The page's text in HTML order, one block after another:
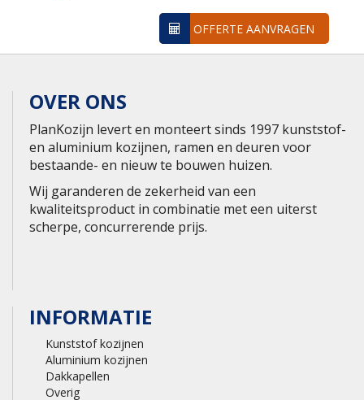
OFFERTE AANVRAGEN
OVER ONS
PlanKozijn levert en monteert sinds 1997 kunststof-
en aluminium kozijnen, ramen en deuren voor
bestaande- en nieuw te bouwen huizen.
Wij garanderen de zekerheid van een
kwaliteitsproduct in combinatie met een uiterst
scherpe, concurrerende prijs.
INFORMATIE
Kunststof kozijnen
Aluminium kozijnen
Dakkapellen
Overig